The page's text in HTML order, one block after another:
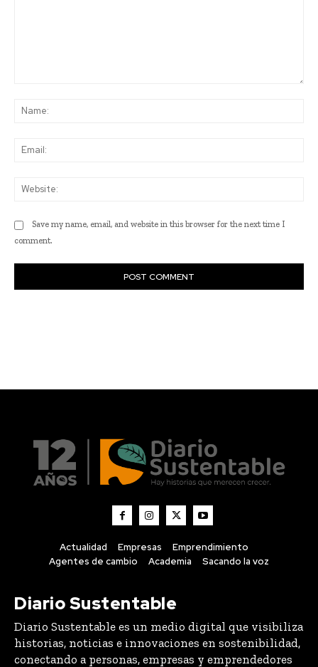
Actualidad Empresas
Emprendimiento
Academia
Diario Sustentable
Diario Sustentable es un medio digital que visibiliza
que están impulsando un impacto positivo.
About us
Contact us